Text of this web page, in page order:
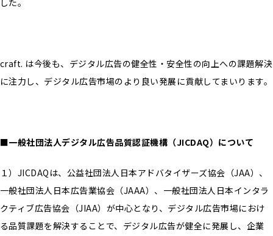
craft. は今後も、デジタル広告の健全性・安全性の向上への課題解決
に注力し、デジタル広告市場のより良い発展に貢献してまいります。
■一般社団法人デジタル広告品質認証機構（JICDAQ）について
１）JICDAQは、公益社団法人日本アドバタイザーズ協会（JAA）、
一般社団法人日本広告業協会（JAAA）、一般社団法人日本インタラ
クティブ広告協会（JIAA）が中心となり、デジタル広告市場におけ
る品質課題を解決することで、デジタル広告が健全に発展し、企業